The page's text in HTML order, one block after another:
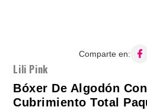
Comparte en:
Lili Pink
Bóxer De Algodón
Cubrimiento Total